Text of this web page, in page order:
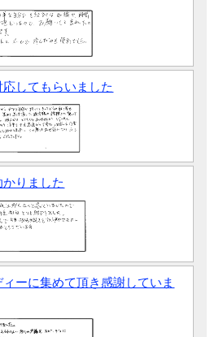
してもらいました
りました
ーに集めて頂き感謝していま